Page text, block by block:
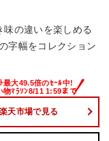
の違いを楽しめる
字幅をコレクション
楽天市場で見る